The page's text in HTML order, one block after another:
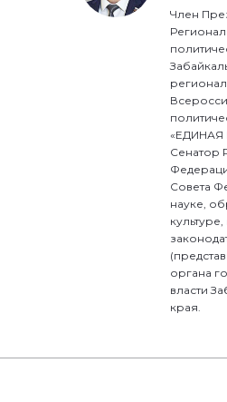
Член
«ЕДИНАЯ
Сенатор
Совета
науке,
органа
власти
края.